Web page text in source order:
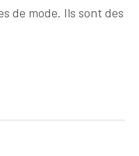
main
de mode. Ils sont des